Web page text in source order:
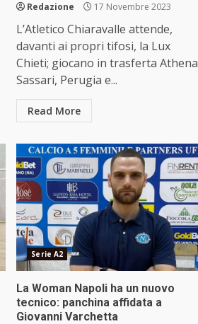
Redazione 17 Novembre 2023
L’Atletico Chiaravalle attende,
davanti ai propri tifosi, la Lux
Chieti; giocano in trasferta Athena
Sassari, Perugia e...
Read More
Serie A2
La Woman Napoli ha un nuovo
tecnico: panchina affidata a
Giovanni Varchetta